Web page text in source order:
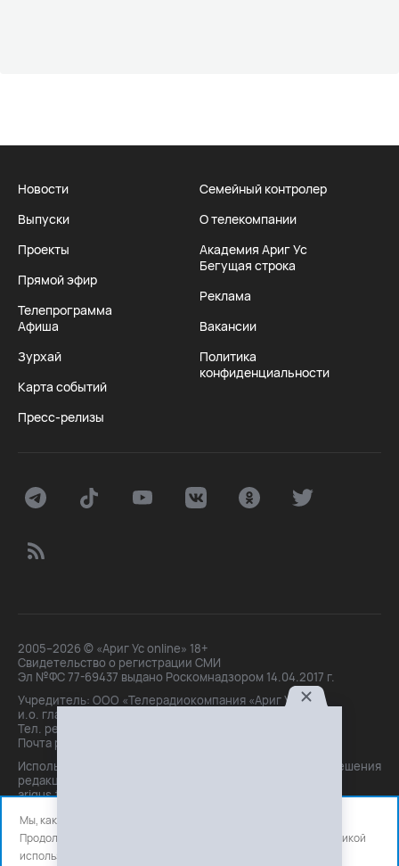
Новости
Выпуски
Проекты
Прямой эфир
Телепрограмма
Афиша
Зурхай
Карта событий
Пресс-релизы
Семейный контролер
О телекомпании
Академия Ариг Ус
Бегущая строка
Реклама
Вакансии
Политика
конфиденциальности
2005–2026 © «Ариг Ус online» 18+
Свидетельство о регистрации СМИ
Эл №ФС 77-69437 выдано Роскомнадзором 14.04.2017 г.
Учредитель: ООО «Телерадиокомпания «Ариг Ус»,
и.о. главного редактора: Маханова О.Б.
Тел. peдakции: +7(3012)21-30-14,
Почта peдakции: editor@arigus.tv
Использование материалов только с письменного разрешения
редакции. При цитировании прямая активная ссылка на
arigus.tv обязательна.
Мы, как и все используем файлы cookie и сервисы аналитики.
Продолжая использовать сайт, вы соглашаетесь с нашей
политикой
использования